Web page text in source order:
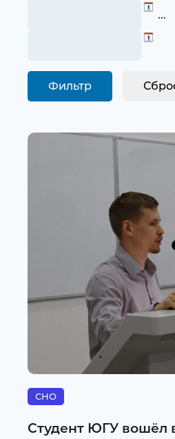
…
СНО
Студент ЮГУ вошёл